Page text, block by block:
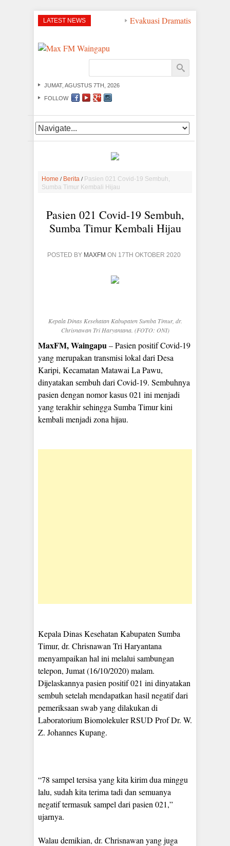
LATEST NEWS Evakuasi Dramatis di Perairan
JUMAT, AGUSTUS 7TH, 2026
FOLLOW
Home / Berita / Pasien 021 Covid-19 Sembuh,
Sumba Timur Kembali Hijau
Pasien 021 Covid-19 Sembuh,
Sumba Timur Kembali Hijau
POSTED BY MAXFM ON 17TH OKTOBER 2020
Kepala Dinas Kesehatan Kabupaten Sumba Timur, dr.
Chrisnawan Tri Haryantana. (FOTO: ONI)
MaxFM, Waingapu– Pasien positif Covid-19
yang merupakan transmisi lokal dari Desa
Karipi, Kecamatan Matawai La Pawu,
dinyatakan sembuh dari Covid-19. Sembuhnya
pasien dengan nomor kasus 021 ini menjadi
yang terakhir sehingga Sumba Timur kini
kembali menjadi zona hijau.
Kepala Dinas Kesehatan Kabupaten Sumba
Timur, dr. Chrisnawan Tri Haryantana
menyampaikan hal ini melalui sambungan
telepon, Jumat (16/10/2020) malam.
Dijelaskannya pasien positif 021 ini dinyatakan
sembuh setelah mendapatkan hasil negatif dari
pemeriksaan swab yang dilakukan di
Laboratorium Biomolekuler RSUD Prof Dr. W.
Z. Johannes Kupang.
“78 sampel tersisa yang kita kirim dua minggu
lalu, sudah kita terima tadi dan semuanya
negatif termasuk sampel dari pasien 021,”
ujarnya.
Walau demikian, dr. Chrisnawan yang juga